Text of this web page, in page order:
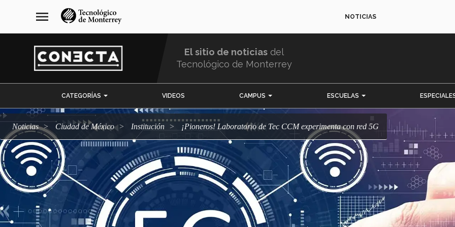
navegación
principal
menu NOTICIAS
El sitio de noticias del
Tecnológico de Monterrey
CATEGORÍAS VIDEOS CAMPUS ESCUELAS
Noticias Ciudad de México Institución ¡Pioneros! Laboratorio de Tec CCM experimenta con red 5G